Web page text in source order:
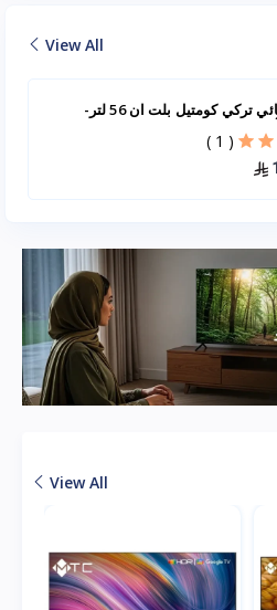
View All
فرن كهربائي تركي كومتيل بلت ان 56 لتر-
( 1 )
View All